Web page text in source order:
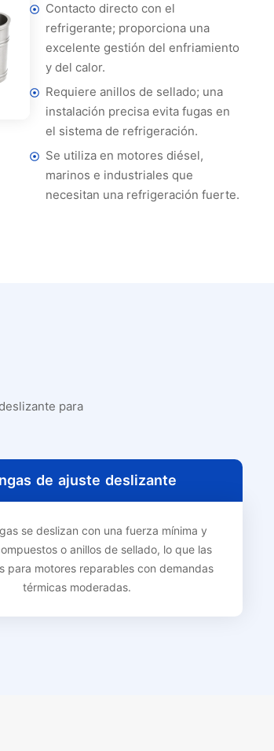
Contacto directo con el
refrigerante; proporciona una
excelente gestión del enfriamiento
y del calor.
Requiere anillos de sellado; una
instalación precisa evita fugas en
el sistema de refrigeración.
Se utiliza en motores diésel,
marinos e industriales que
necesitan una refrigeración fuerte.
para
de ajuste deslizante
se deslizan con una fuerza mínima y
o anillos de sellado, lo que las
para motores reparables con demandas
térmicas moderadas.